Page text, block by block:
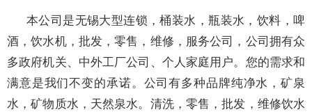
本公司是无锡大型连锁，桶装水，瓶装水，饮料，啤
酒，饮水机，批发，零售，维修，服务公司，公司拥有众
多政府机关、中外工厂公司、个人家庭用户。您的需求和
满意是我们不变的承诺。公司有多种品牌纯净水，矿泉
水，矿物质水，天然泉水。清洗，零售，批发，维修饮水